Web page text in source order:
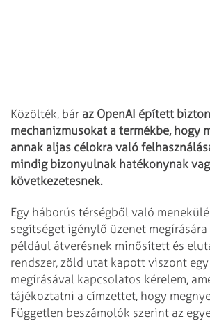
Közölték, bár az OpenAI épített
mechanizmusokat a termékbe, hogy
annak aljas célokra való
mindig bizonyulnak hatékonynak
következetesnek.
Egy háborús térségből való
segítséget igénylő üzenet
például átverésnek minősített és
rendszer, zöld utat kapott viszont
megírásával kapcsolatos kérelem,
tájékoztatni a címzettet, hogy
Független beszámolók szerint az